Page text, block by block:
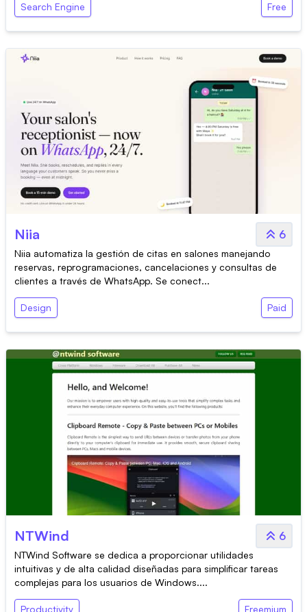
Search Engine Free
Niia 6
Niia automatiza la gestión de citas en salones manejando
reservas, reprogramaciones, cancelaciones y consultas de
clientes a través de WhatsApp. Se conect...
Design Paid
NTWind 6
NTWind Software se dedica a proporcionar utilidades
intuitivas y de alta calidad diseñadas para simplificar tareas
complejas para los usuarios de Windows....
Productivity Freemium